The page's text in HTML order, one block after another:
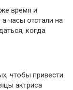
время и
часы отстали на
когда
чтобы привести
актриса